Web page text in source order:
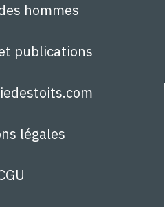
hommes
publications
légales